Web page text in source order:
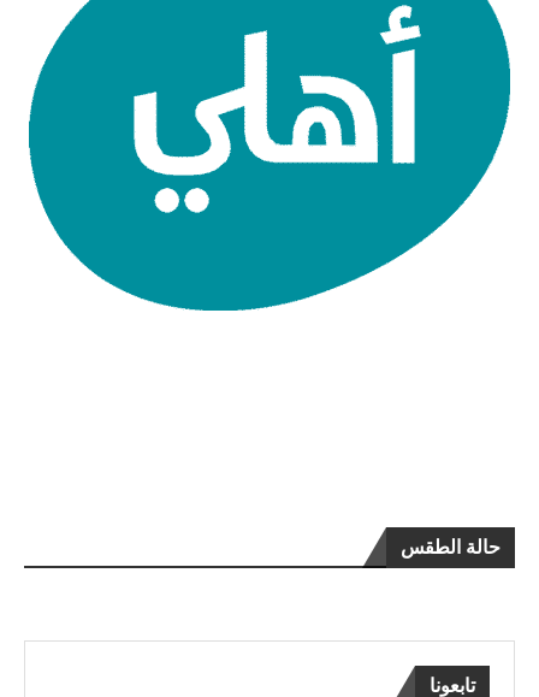
حالة الطقس
تابعونا